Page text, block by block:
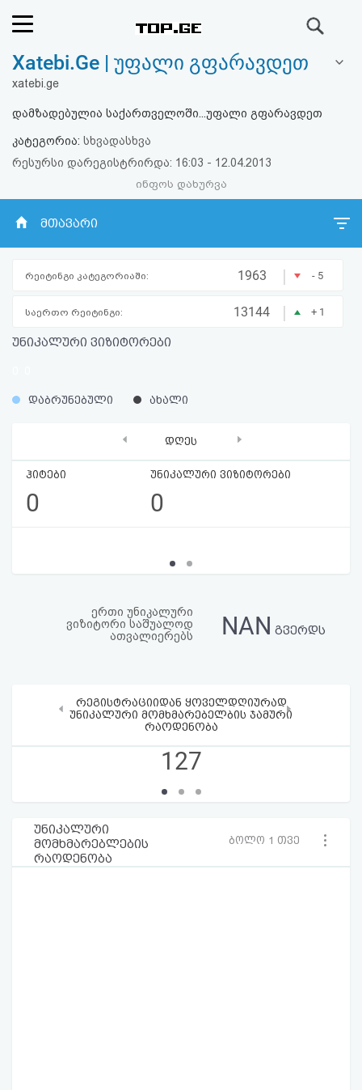
რეიტინგი
ფოსტა
პასუხი
პაროლის
სალიცენზიო
Xatebi.Ge | უფალი გფარავდეთ
xatebi.ge
დამზადებულია საქართველოში...უფალი გფარავდეთ
კატეგორია: სხვადასხვა
რესურსი დარეგისტრირდა: 16:03 - 12.04.2013
ინფოს დახურვა
მთავარი
რეიტინგი კატეგორიაში: 1963 | - 5
საერთო რეიტინგი: 13144 | + 1
უნიკალური ვიზიტორები
%
% დაბრუნებული ახალი
დღეს
ჰიტები
0
უნიკალური ვიზიტორები
0
‹ ›
ერთი უნიკალური
ვიზიტორი საშუალოდ
ათვალიერებს
NAN გვერდს
რეგისტრაციიდან ყოველდღიურად
უნიკალური მომხმარებელბის ჯამური
რაოდენობა
127
‹ ›
უნიკალური
მომხმარებლების
რაოდენობა
ბოლო 1 თვე